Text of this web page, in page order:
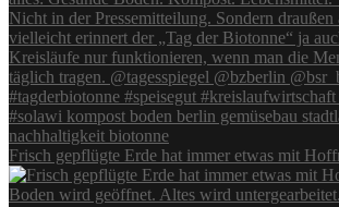
Frisch gepflügte Erde hat immer etwas mit